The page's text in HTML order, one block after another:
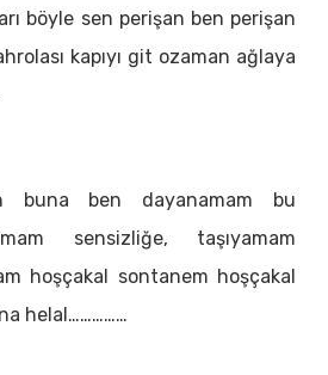
böyle sen perişan ben perişan
kapıyı git ozaman ağlaya
buna ben dayanamam bu
sensizliğe, taşıyamam
hoşçakal sontanem hoşçakal
helal……………